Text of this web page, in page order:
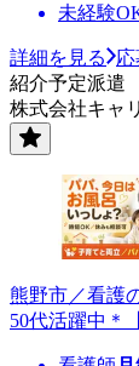
未経験
詳細を見る
紹介予定派遣
株式会社キャ
熊野市／看護
50代活躍中＊